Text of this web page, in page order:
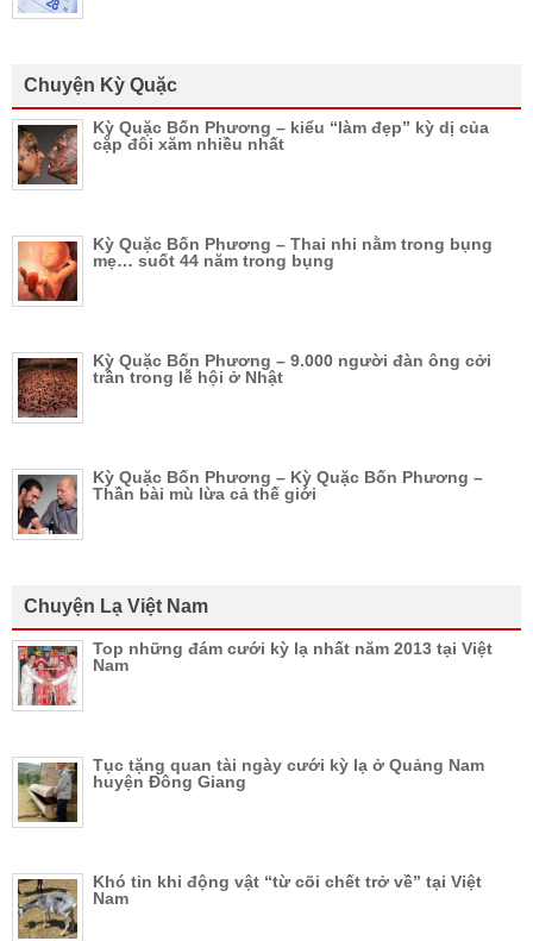
Chuyện Kỳ Quặc
Kỳ Quặc Bốn Phương – kiểu “làm đẹp” kỳ dị của
cặp đôi xăm nhiều nhất
Kỳ Quặc Bốn Phương – Thai nhi nằm trong bụng
mẹ… suốt 44 năm trong bụng
Kỳ Quặc Bốn Phương – 9.000 người đàn ông cởi
trần trong lễ hội ở Nhật
Kỳ Quặc Bốn Phương – Kỳ Quặc Bốn Phương –
Thần bài mù lừa cả thế giới
Chuyện Lạ Việt Nam
Top những đám cưới kỳ lạ nhất năm 2013 tại Việt
Nam
Tục tặng quan tài ngày cưới kỳ lạ ở Quảng Nam
huyện Đông Giang
Khó tin khi động vật “từ cõi chết trở về” tại Việt
Nam